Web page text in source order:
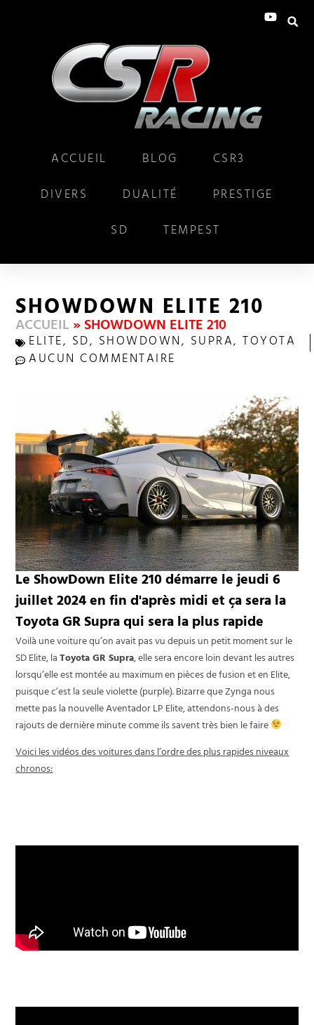
ACCUEIL BLOG
CSR3
DIVERS
DUALITÉ
PRESTIGE
SD
TEMPEST
SHOWDOWN ELITE 210
ACCUEIL»SHOWDOWN ELITE 210
ELITE, SD, SHOWDOWN, SUPRA,TOYOTA
AUCUN COMMENTAIRE
Le ShowDown Elite 210 démarre le jeudi 6
juillet 2024 en fin d'après midi et ça sera la
Toyota GR Supra qui sera la plus rapide
Voilà une voiture qu’on avait pas vu depuis un petit moment sur le
SD Elite, laToyota GR Supra, elle sera encore loin devant les autres
lorsqu’elle est montée au maximum en pièces de fusion et en Elite,
puisque c’est la seule violette (purple). Bizarre que Zynga nous
mette pas la nouvelle Aventador LP Elite, attendons-nous à des
rajouts de dernière minute comme ils savent très bien le faire
Voici les vidéos des voitures dans l’ordre des plus rapides niveaux
chronos:
N°2 - Ferrari 488 Pista